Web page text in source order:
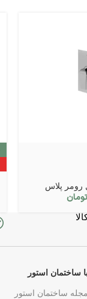
رومر پلاس
تومان
ساختمان استور
مجله ساختمان استور